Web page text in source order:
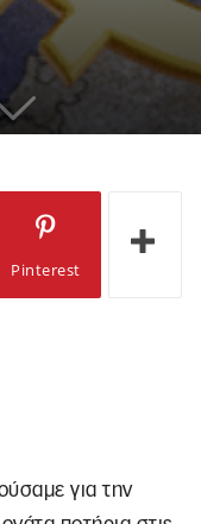
Pinterest
για την